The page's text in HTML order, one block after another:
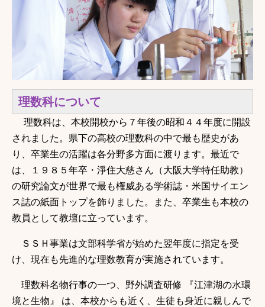
理数科について
理数科は、本校開校から７年後の昭和４４年度に開設
されました。県下の高校の理数科の中で最も歴史があ
り、卒業生の活躍は各分野多方面に渡ります。最近で
は、１９８５年卒・淨住大慈さん（大阪大学特任助教）
の研究論文が世界で最も権威ある学術誌・米国サイエン
ス誌の紙面トップを飾りました。また、卒業生も本校の
教員として教壇に立っています。
ＳＳＨ事業は文部科学省が始めた翌年度に指定を受
け、現在も先進的な理数教育が実施されています。
理数科名物行事の一つ、野外調査研修 『江津湖の水環
境と生物』 は、本校からも近く、生徒も身近に親しんで